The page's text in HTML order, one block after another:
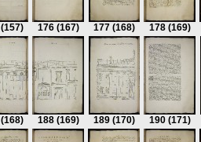
(157) 176 (167) 177 (168) 178 (169)
(168) 188 (169) 189 (170) 190 (171)